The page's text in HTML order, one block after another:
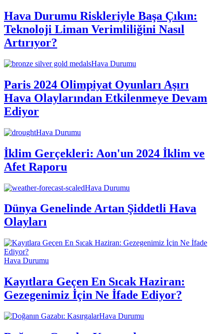
Hava Durumu Riskleriyle Başa Çıkın:
Teknoloji Liman Verimliliğini Nasıl
Artırıyor?
Hava Durumu
Paris 2024 Olimpiyat Oyunları Aşırı
Hava Olaylarından Etkilenmeye Devam
Ediyor
Hava Durumu
İklim Gerçekleri: Aon'un 2024 İklim ve
Afet Raporu
Hava Durumu
Dünya Genelinde Artan Şiddetli Hava
Olayları
Hava Durumu
Kayıtlara Geçen En Sıcak Haziran:
Gezegenimiz İçin Ne İfade Ediyor?
Hava Durumu